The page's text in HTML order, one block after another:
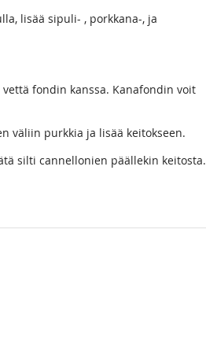
lisää sipuli- , porkkana-, ja
fondin kanssa. Kanafondin voit
väliin purkkia ja lisää keitokseen.
silti cannellonien päällekin keitosta.